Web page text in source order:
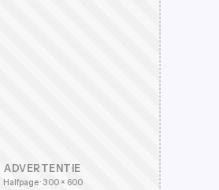
ADVERTENTIE
Halfpage · 300 × 600